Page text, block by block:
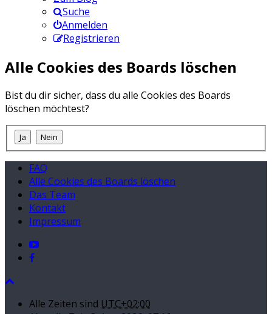
Suche
Anmelden
Registrieren
Alle Cookies des Boards löschen
Bist du dir sicher, dass du alle Cookies des Boards
löschen möchtest?
FAQ
Alle Cookies des Boards löschen
Das Team
Kontakt
Impressum
Alle Zeiten sind UTC+02:00